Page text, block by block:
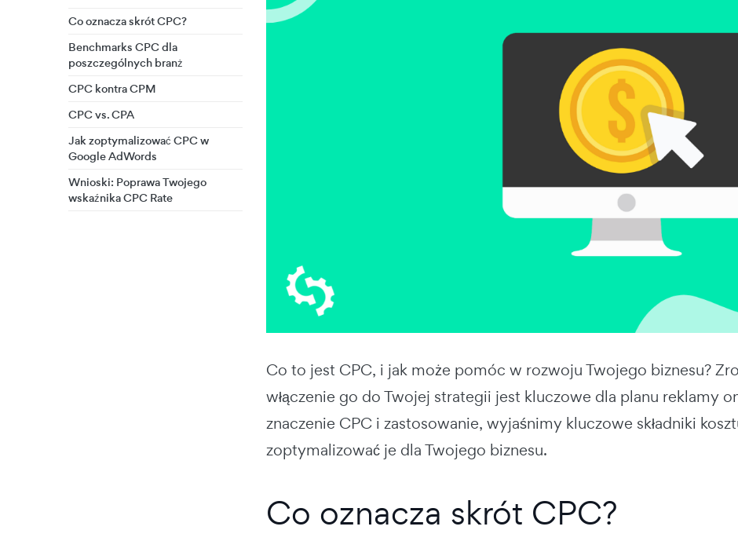
Co oznacza skrót CPC?
Benchmarks CPC dla
poszczególnych branż
CPC kontra CPM
CPC vs. CPA
Jak zoptymalizować CPC w
Google AdWords
Wnioski: Poprawa Twojego
wskaźnika CPC Rate
Co to jest CPC, i jak może pomóc w rozwoju Twojego biznesu?
włączenie go do Twojej strategii jest kluczowe dla planu reklamy
znaczenie CPC i zastosowanie, wyjaśnimy kluczowe składniki
zoptymalizować je dla Twojego biznesu.
Co oznacza skrót CPC?